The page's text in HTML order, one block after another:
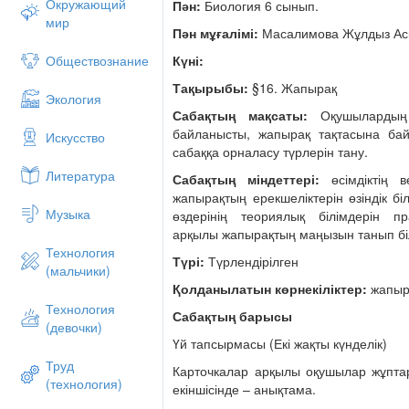
Окружающий
мир
Обществознание
Экология
Искусство
Литература
Музыка
Технология
(мальчики)
Технология
(девочки)
Труд
(технология)
?рбір ж?п ?здеріні? ж?мыстарын
ІІІ. Тол?аныс (Бес жолды т?жырым)
Жапыра?
Мысал
Жапыра?
Жай, к?рделі
Ауа тазартады, ж?йкеленеді,
Жапыра? – жер ?сті м?ше
Вегетативті м?ше
?й тапсырмасы: Параллель
ын салыстыру. Жапыра? ??рылысын,
ты? орналасуыны? суреттерін салу.
Пән: Биология 6 сынып.
Пән мұғалімі: Масалимова Жұлдыз
Күні:
Тақырыбы:§16. Жапырақ
Сабақтың мақсаты:
байланысты, жапырақ тақтасына
сабаққа орналасу түрлерін тану.
Сабақтың міндеттері:
жапырақтың ерекшеліктерін өзіндік
өздерінің теориялық білімдерін
арқылы жапырақтың маңызын танып
Түрі: Түрлендірілген
Қолданылатын көрнекіліктер:
Сабақтың барысы
Үй тапсырмасы (Екі жақты күнделік)
Карточкалар арқылы оқушылар
екіншісінде – анықтама.